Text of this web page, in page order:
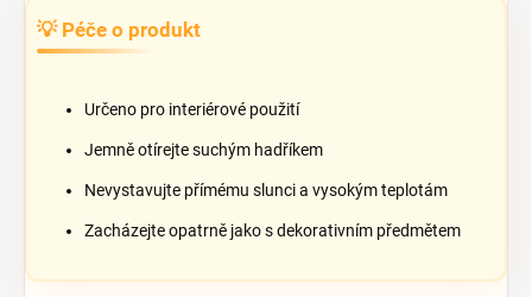
💡 Péče o produkt
Určeno pro interiérové použití
Jemně otírejte suchým hadříkem
Nevystavujte přímému slunci a vysokým teplotám
Zacházejte opatrně jako s dekorativním předmětem